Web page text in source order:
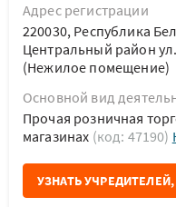
Адрес регистрации
220030, Республика
Центральный район
(Нежилое помещение)
Основной вид
Прочая розничная
магазинах (код: 47190)
УЗНАТЬ